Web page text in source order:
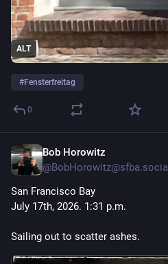
ALT
#Fensterfreitag
0
Bob Horowitz
@BobHorowitz@sfba.social
San Francisco Bay
July 17th, 2026. 1:31 p.m.
Sailing out to scatter ashes.